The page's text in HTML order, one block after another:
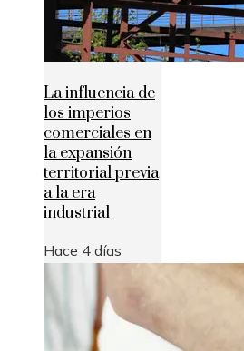
La influencia de
los imperios
comerciales en
la expansión
territorial previa
a la era
industrial
Hace 4 días